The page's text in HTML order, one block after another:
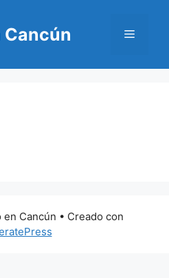
Cancún Menú
Cancún • Creado con